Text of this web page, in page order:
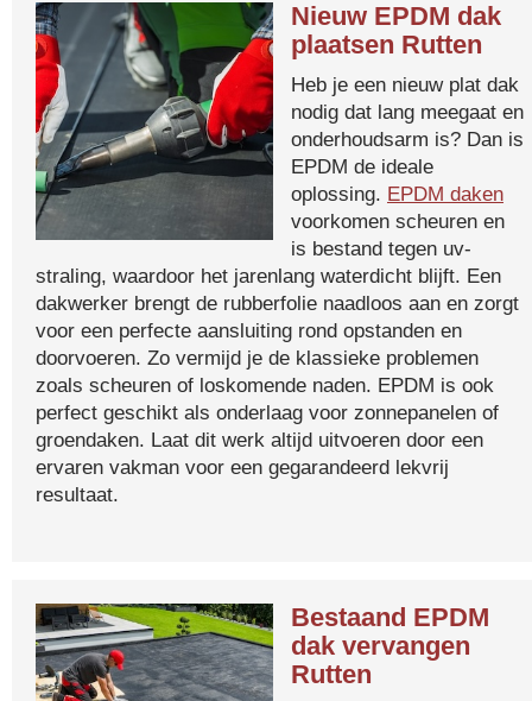
Nieuw EPDM dak
plaatsen Rutten
Heb je een nieuw plat dak
nodig dat lang meegaat en
onderhoudsarm is? Dan is
EPDM de ideale
oplossing. EPDM daken
voorkomen scheuren en
is bestand tegen uv-
straling, waardoor het jarenlang waterdicht blijft. Een
dakwerker brengt de rubberfolie naadloos aan en zorgt
voor een perfecte aansluiting rond opstanden en
doorvoeren. Zo vermijd je de klassieke problemen
zoals scheuren of loskomende naden. EPDM is ook
perfect geschikt als onderlaag voor zonnepanelen of
groendaken. Laat dit werk altijd uitvoeren door een
ervaren vakman voor een gegarandeerd lekvrij
resultaat.
Bestaand EPDM
dak vervangen
Rutten